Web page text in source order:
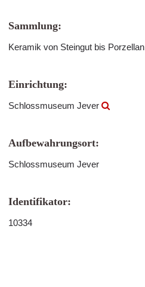
Sammlung:
Keramik von Steingut bis Porzellan
Einrichtung:
Schlossmuseum Jever
Aufbewahrungsort:
Schlossmuseum Jever
Identifikator:
10334